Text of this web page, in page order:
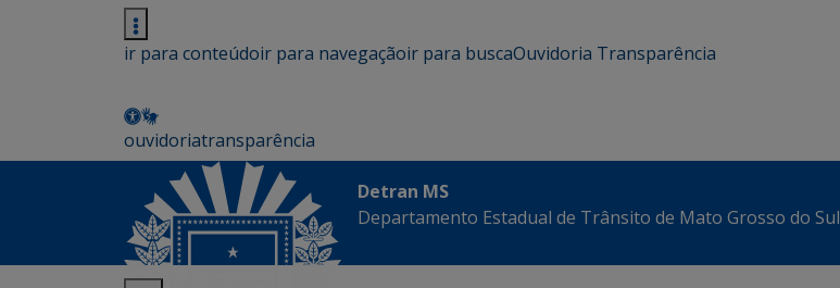
ir para conteúdoir para navegaçãoir para buscaOuvidoria Transparência
ouvidoriatransparência
Detran MS
Departamento Estadual de Trânsito de Mato Grosso do Sul